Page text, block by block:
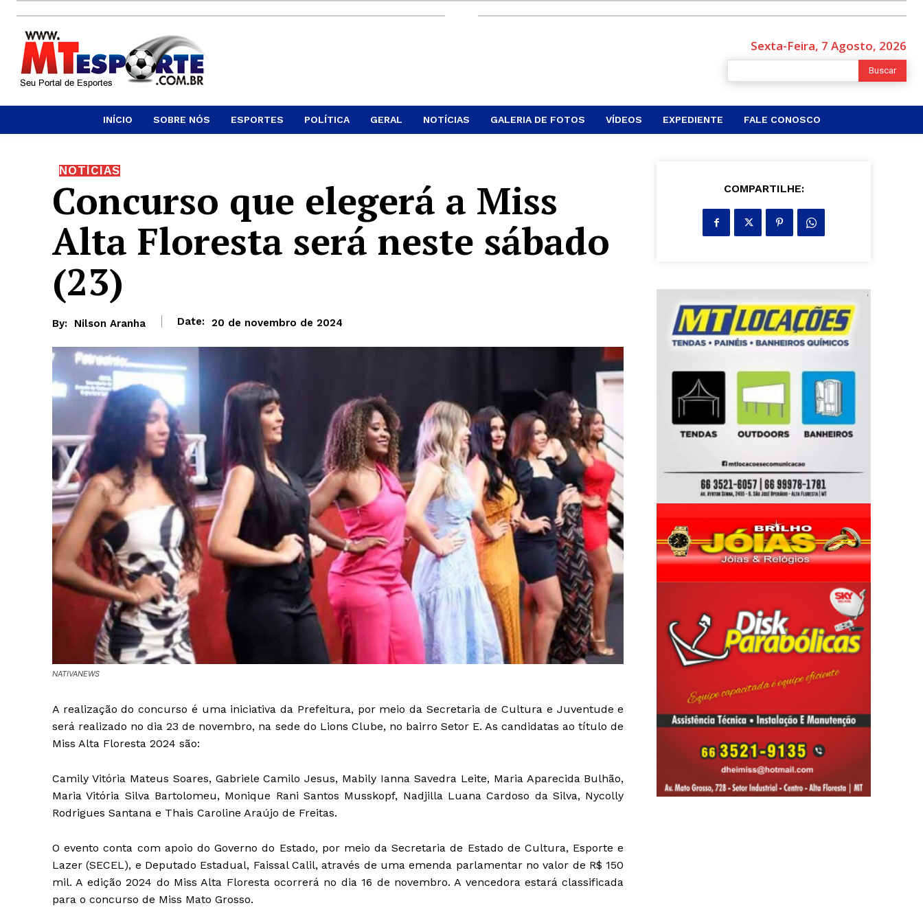
Sexta-Feira, 7 Agosto, 2026
Buscar
INÍCIO SOBRE NÓS ESPORTES POLÍTICA GERAL NOTÍCIAS GALERIA DE FOTOS VÍDEOS EXPEDIENTE FALE CONOSCO
NOTÍCIAS
Concurso que elegerá a Miss
Alta Floresta será neste sábado
(23)
By: Nilson Aranha Date: 20 de novembro de 2024
NATIVANEWS
A realização do concurso é uma iniciativa da Prefeitura, por meio da Secretaria de Cultura e Juventude e
será realizado no dia 23 de novembro, na sede do Lions Clube, no bairro Setor E. As candidatas ao título de
Miss Alta Floresta 2024 são:
Camily Vitória Mateus Soares, Gabriele Camilo Jesus, Mabily Ianna Savedra Leite, Maria Aparecida Bulhão,
Maria Vitória Silva Bartolomeu, Monique Rani Santos Musskopf, Nadjilla Luana Cardoso da Silva, Nycolly
Rodrigues Santana e Thais Caroline Araújo de Freitas.
O evento conta com apoio do Governo do Estado, por meio da Secretaria de Estado de Cultura, Esporte e
Lazer (SECEL), e Deputado Estadual, Faissal Calil, através de uma emenda parlamentar no valor de R$ 150
mil. A edição 2024 do Miss Alta Floresta ocorrerá no dia 16 de novembro. A vencedora estará classificada
para o concurso de Miss Mato Grosso.
COMPARTILHE: